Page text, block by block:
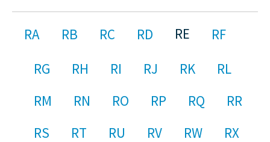
RA RB RC RD RE
RF
RG
RH RI RJ RK
RL
RM
RN RO RP RQ
RR
RS
RT RU RV RW
RX